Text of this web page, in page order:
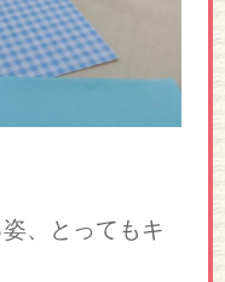
、とってもキ